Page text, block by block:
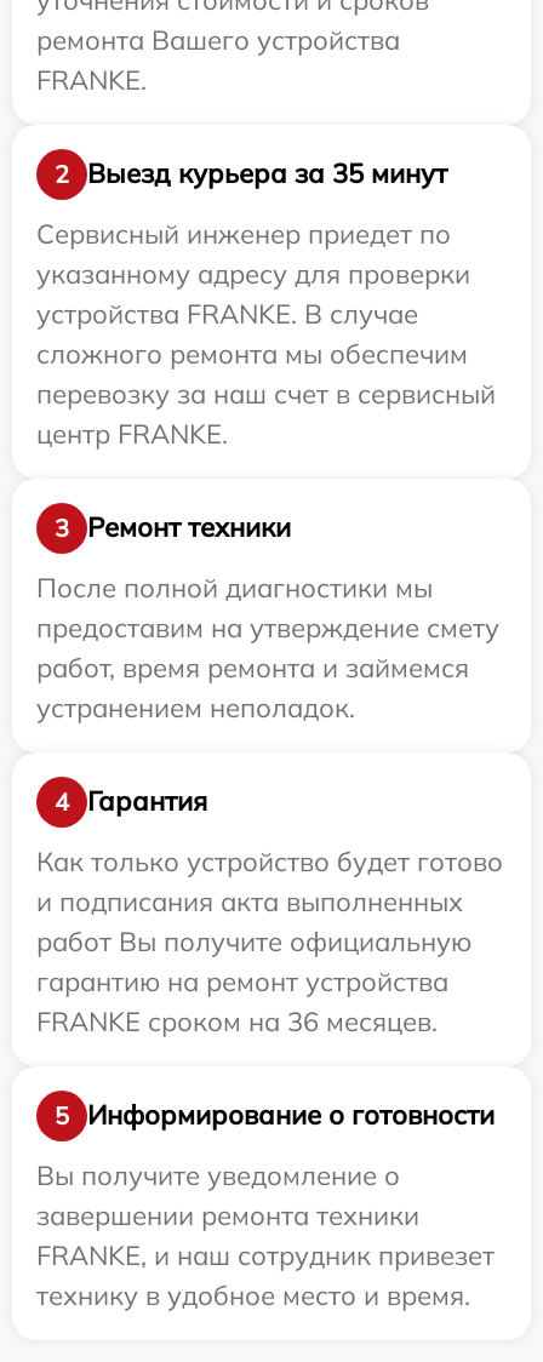
ремонта Вашего устройства
FRANKE.
2
Выезд курьера за 35 минут
Сервисный инженер приедет по
указанному адресу для проверки
устройства FRANKE. В случае
сложного ремонта мы обеспечим
перевозку за наш счет в сервисный
центр FRANKE.
3
Ремонт техники
После полной диагностики мы
предоставим на утверждение смету
работ, время ремонта и займемся
устранением неполадок.
4
Гарантия
Как только устройство будет готово
и подписания акта выполненных
работ Вы получите официальную
гарантию на ремонт устройства
FRANKE сроком на 36 месяцев.
5
Информирование о готовности
Вы получите уведомление о
завершении ремонта техники
FRANKE, и наш сотрудник привезет
технику в удобное место и время.